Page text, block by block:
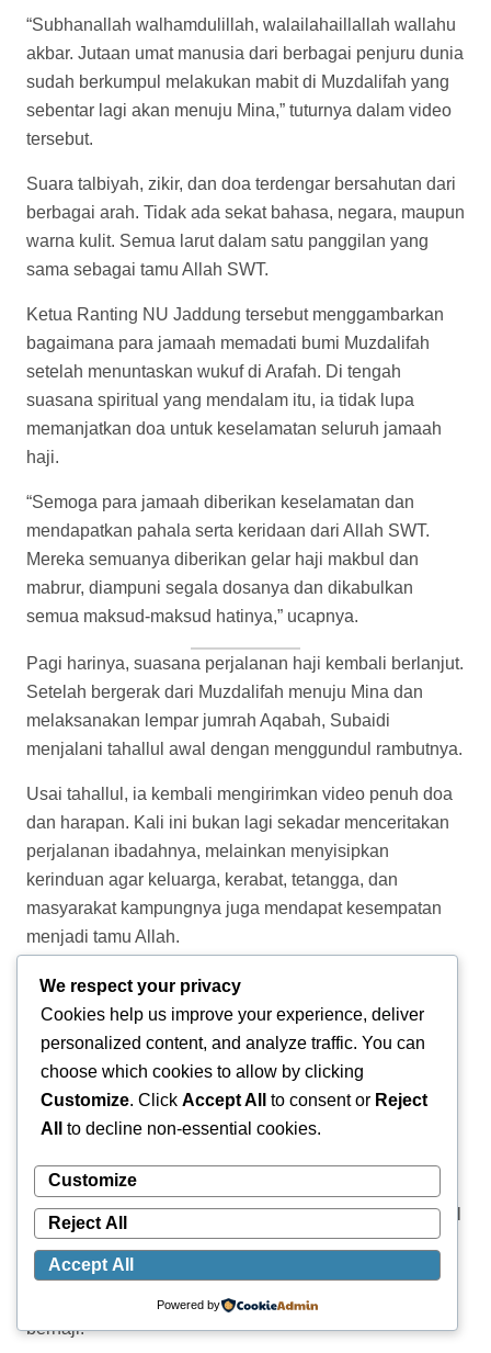
mendapatkan pahala serta keridaan dari Allah SWT.
Mereka semuanya diberikan gelar haji makbul dan
mabrur, diampuni segala dosanya dan dikabulkan
semua maksud-maksud hatinya,” ucapnya.
Setelah bergerak dari Muzdalifah menuju Mina dan
melaksanakan lempar jumrah Aqabah, Subaidi
menjalani tahallul awal dengan menggundul rambutnya.
dan harapan. Kali ini bukan lagi sekadar menceritakan
perjalanan ibadahnya, melainkan menyisipkan
kerinduan agar keluarga, kerabat, tetangga, dan
masyarakat kampungnya juga mendapat kesempatan
menjadi tamu Allah.
mengisahkan tahapan demi tahapan ibadah haji yang
telah dilaluinya: mulai ihram dari miqat, wukuf di Arafah,
mabit di Muzdalifah, hingga melempar jumrah di Mina.
“Harapan kedua, semoga rambut anak cucu abdhi
dalem bisa qabul hajat juga untuk bertahallul setelah
Jumratul Aqabah,” tuturnya.
Bagi Subaidi, tahallul bukan hanya prosesi menggundul
rambut semata. Ia meyakini dawuh para guru bahwa
ampunan dosa dan doa malaikat bagi orang yang
Karena itu, di tengah ribuan jamaah yang bergerak
menuju rangkaian ibadah berikutnya, pikirannya justru
melayang jauh ke kampung halaman. Kepada saudara,
ia memanjatkan doa yang sama: semoga suatu hari
mereka juga dipanggil Allah ke Tanah Suci.
“Saudara-saudara saya, para tetangga sekalian,
ponakan-ponakan saya, semoga disempatkan oleh
Allah untuk bercukur atau bertahallul setelah
Doa itu mengalir sederhana, tetapi terasa hangat dan
dekat. Tidak hanya memohon keselamatan bagi dirinya
sendiri, melainkan juga mengajak orang-orang yang ia
cintai untuk ikut merasakan perjalanan spiritual yang
We respect your privacy
Cookies help us improve your experience, deliver
personalized content, and analyze traffic. You can
choose which cookies to allow by clicking
Customize. Click Accept All to consent or Reject
All
to decline non-essential cookies.
Customize
Reject All
Accept All
Powered by